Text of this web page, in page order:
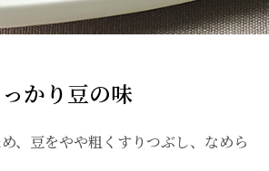
かり豆の味
、豆をやや粗くすりつぶし、なめら